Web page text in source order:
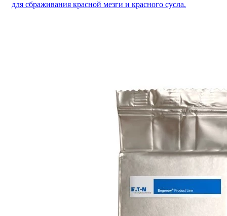
для сбраживания красной мезги и красного сусла.